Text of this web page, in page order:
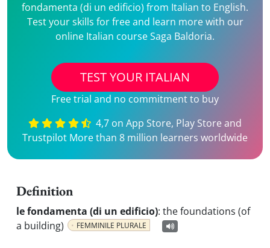
fondamenta (di un edificio) from Italian to English.
Test your skills for free and learn more with our
online Italian course Saga Baldoria.
TEST YOUR ITALIAN
Free trial and no commitment to buy
4,7 on App Store, Play Store and
Trustpilot More than 8 million learners worldwide
Definition
le fondamenta (di un edificio): the foundations (of
a building)
FEMMINILE PLURALE